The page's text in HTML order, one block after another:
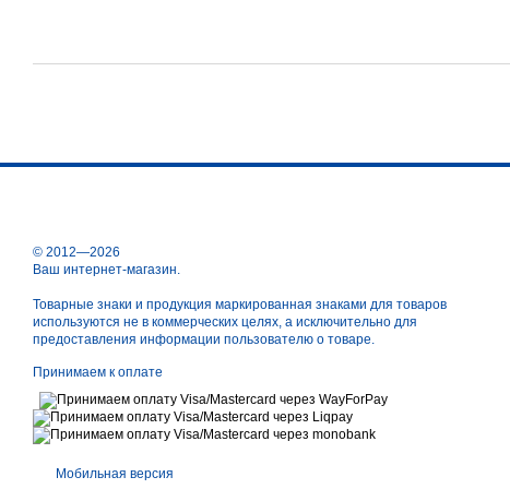
© 2012—2026
Ваш интернет-магазин.
Товарные знаки и продукция маркированная знаками для товаров
используются не в коммерческих целях, а исключительно для
предоставления информации пользователю о товаре.
Принимаем к оплате
Мобильная версия